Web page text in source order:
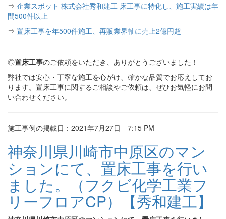
⇒ 企業スポット 株式会社秀和建工 床工事に特化し、施工実績は年
間500件以上
⇒ 置床工事を年500件施工、再販業界軸に売上2億円超
◎置床工事のご依頼をいただき、ありがとうございました！
弊社では安心・丁寧な施工を心がけ、確かな品質でお応えしてお
ります。置床工事に関するご相談やご依頼は、ぜひお気軽にお問
い合わせください。
施工事例の掲載日：2021年7月27日 7:15 PM
神奈川県川崎市中原区のマン
ションにて、置床工事を行い
ました。（フクビ化学工業フ
リーフロアCP）【秀和建工】